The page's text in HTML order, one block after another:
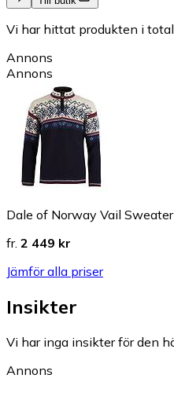
Vi har hittat produkten i
Annons
Annons
Dale of Norway Vail Sweater
fr. 2 449 kr
Jämför alla priser
Insikter
Vi har inga insikter för den
Annons